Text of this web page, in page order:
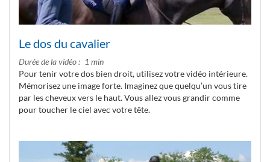
Le dos du cavalier
Durée de la vidéo
1 min
Pour tenir votre dos bien droit, utilisez votre vidéo intérieure.
Mémorisez une image forte. Imaginez que quelqu’un vous tire
par les cheveux vers le haut. Vous allez vous grandir comme
pour toucher le ciel avec votre tête.